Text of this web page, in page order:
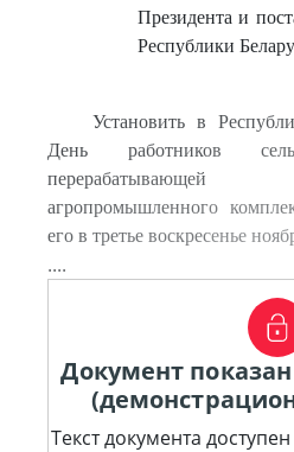
Президента и
Республики
Установить в
День работников
агропромышленного
его в третье воскресенье
....
Документ
Текст документа